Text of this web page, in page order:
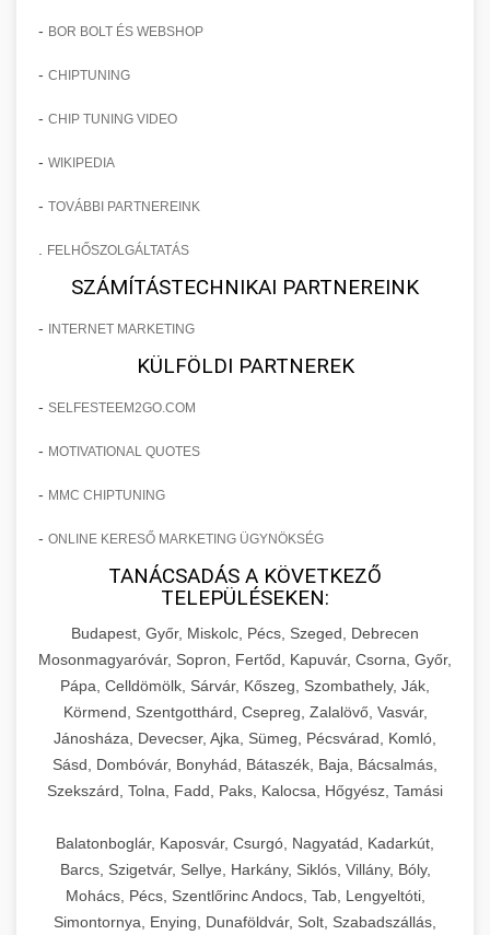
- BOR BOLT ÉS WEBSHOP
- CHIPTUNING
- CHIP TUNING VIDEO
- WIKIPEDIA
- TOVÁBBI PARTNEREINK
FELHŐSZOLGÁLTATÁS
SZÁMÍTÁSTECHNIKAI PARTNEREINK
- INTERNET MARKETING
KÜLFÖLDI PARTNEREK
- SELFESTEEM2GO.COM
- MOTIVATIONAL QUOTES
- MMC CHIPTUNING
- ONLINE KERESŐ MARKETING ÜGYNÖKSÉG
TANÁCSADÁS A KÖVETKEZŐ
TELEPÜLÉSEKEN:
Budapest, Győr, Miskolc, Pécs, Szeged, Debrecen
Mosonmagyaróvár, Sopron, Fertőd, Kapuvár, Csorna, Győr,
Pápa, Celldömölk, Sárvár, Kőszeg, Szombathely, Ják,
Körmend, Szentgotthárd, Csepreg, Zalalövő, Vasvár,
Jánosháza, Devecser, Ajka, Sümeg, Pécsvárad, Komló,
Sásd, Dombóvár, Bonyhád, Bátaszék, Baja, Bácsalmás,
Szekszárd, Tolna, Fadd, Paks, Kalocsa, Hőgyész, Tamási
Balatonboglár, Kaposvár, Csurgó, Nagyatád, Kadarkút,
Barcs, Szigetvár, Sellye, Harkány, Siklós, Villány, Bóly,
Mohács, Pécs, Szentlőrinc Andocs, Tab, Lengyeltóti,
Simontornya, Enying, Dunaföldvár, Solt, Szabadszállás,